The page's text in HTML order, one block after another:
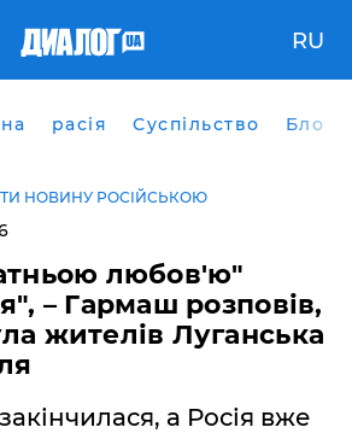
RU
расія Суспільство Блоги
НОВИНУ РОСІЙСЬКОЮ
любов'ю"
– Гармаш розповів,
жителів Луганська
а Росія вже